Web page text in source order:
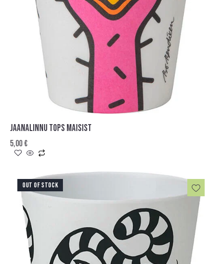
JAANALINNU TOPS MAISIST
5,00€
OUT OF STOCK